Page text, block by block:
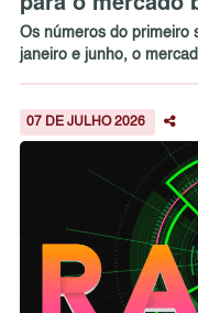
Os números do primeiro
janeiro e junho, o
07 DE JULHO 2026